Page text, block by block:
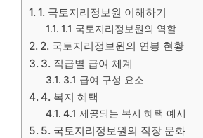
1. 국토지리정보원 이해하기
1.1 국토지리정보원의 역할
2. 국토지리정보원의 연봉 현황
3. 직급별 급여 체계
3.1 급여 구성 요소
4. 복지 혜택
4.1 제공되는 복지 혜택 예시
5. 국토지리정보원의 직장 문화